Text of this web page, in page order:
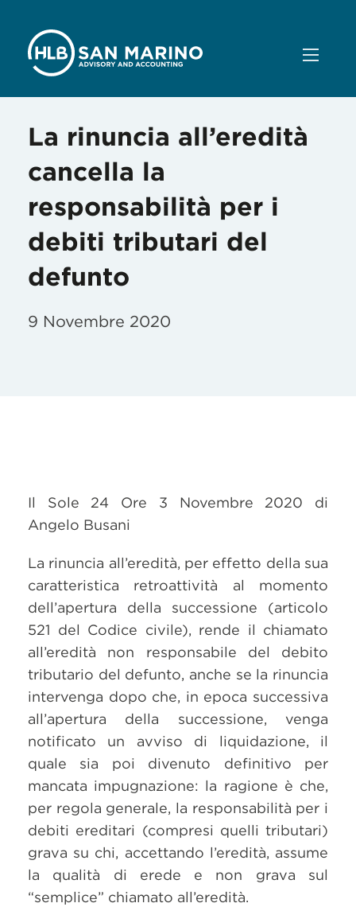
La rinuncia all’eredità
cancella la
responsabilità per i
debiti tributari del
defunto
9 Novembre 2020
Il Sole 24 Ore 3 Novembre 2020 di
Angelo Busani
La rinuncia all’eredità, per effetto della sua
caratteristica retroattività al momento
dell’apertura della successione (articolo
521 del Codice civile), rende il chiamato
all’eredità non responsabile del debito
tributario del defunto, anche se la rinuncia
intervenga dopo che, in epoca successiva
all’apertura della successione, venga
notificato un avviso di liquidazione, il
quale sia poi divenuto definitivo per
mancata impugnazione: la ragione è che,
per regola generale, la responsabilità per i
debiti ereditari (compresi quelli tributari)
grava su chi, accettando l’eredità, assume
la qualità di erede e non grava sul
“semplice” chiamato all’eredità.